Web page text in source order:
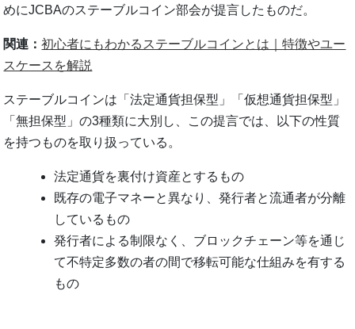
めにJCBAのステーブルコイン部会が提言したものだ。
関連：初心者にもわかるステーブルコインとは｜特徴やユー
スケースを解説
ステーブルコインは「法定通貨担保型」「仮想通貨担保型」
「無担保型」の3種類に大別し、この提言では、以下の性質
を持つものを取り扱っている。
法定通貨を裏付け資産とするもの
既存の電子マネーと異なり、発行者と流通者が分離
しているもの
発行者による制限なく、ブロックチェーン等を通じ
て不特定多数の者の間で移転可能な仕組みを有する
もの